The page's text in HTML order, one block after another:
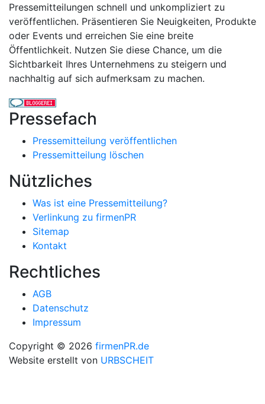
Pressemitteilungen schnell und unkompliziert zu
veröffentlichen. Präsentieren Sie Neuigkeiten, Produkte
oder Events und erreichen Sie eine breite
Öffentlichkeit. Nutzen Sie diese Chance, um die
Sichtbarkeit Ihres Unternehmens zu steigern und
nachhaltig auf sich aufmerksam zu machen.
Pressefach
Pressemitteilung veröffentlichen
Pressemitteilung löschen
Nützliches
Was ist eine Pressemitteilung?
Verlinkung zu firmenPR
Sitemap
Kontakt
Rechtliches
AGB
Datenschutz
Impressum
Copyright © 2026 firmenPR.de
Website erstellt von URBSCHEIT